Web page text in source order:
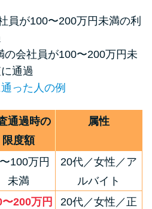
員が100〜200万円未満の利
会社員が100〜200万円未
通過
った人の例
通過時の
限度額
属性
100万円
未満
20代／女性／ア
ルバイト
〜200万円
20代／女性／正